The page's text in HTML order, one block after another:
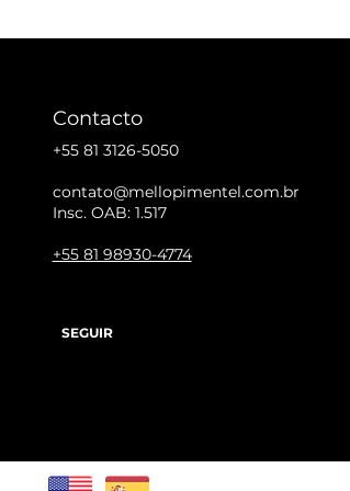
Contacto
+55 81 3126-5050
contato@mellopimentel.com.br
Insc. OAB: 1.517
+55 81 98930-4774
SEGUIR